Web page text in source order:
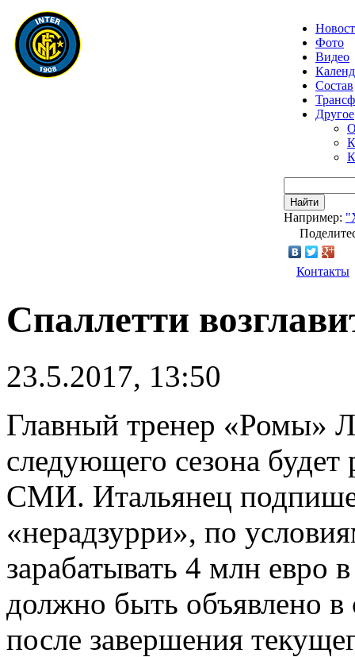
Фото
Видео
Состав
Другое
Найти
Например:
Контакты
Спаллетти
23.5.2017, 13:50
Главный тренер «Ромы»
следующего сезона
СМИ. Итальянец
«нерадзурри», по
зарабатывать 4 млн евро
должно быть объявлено
после завершения